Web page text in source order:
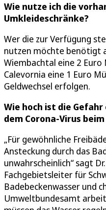
Wie nutze ich die
Umkleideschränke?
Wer die zur Verfügung
nutzen möchte benötigt
Wiembachtal eine 2 Euro
Calevornia eine 1 Euro
Geldwechsel erfolgen.
Wie hoch ist die
dem Corona-Virus
„Für gewöhnliche
Ansteckung durch das
unwahrscheinlich“ sagt
Fachgebietsleiter für
Badebeckenwasser und
Umweltbundesamt